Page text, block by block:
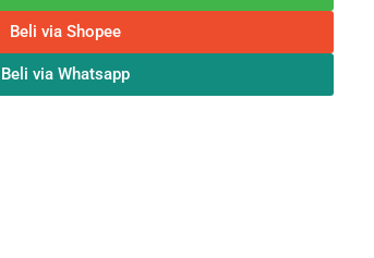
Beli via Shopee
Beli via Whatsapp